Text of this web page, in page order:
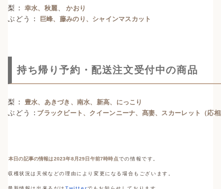
梨 : 幸水、秋麗 かおり
ぶどう : 巨峰、藤みのり、シャインマスカット
持ち帰り予約・配送注文受付中の商品
梨 : 豊水、あきづき、南水、新高、にっこり
ぶどう : ブラックビート、クイーンニーナ、髙妻、スカーレット（応
本日の記事の情報は2023年8月29日午前7時時点での情報です。
収穫状況は天候などの理由により変更になる場合もございます。